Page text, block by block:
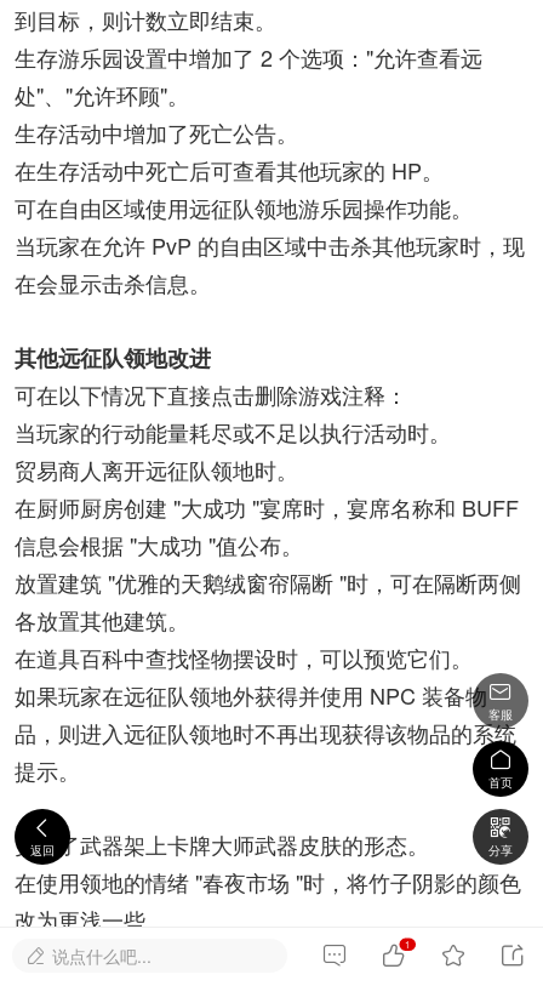
到目标，则计数立即结束。
生存游乐园设置中增加了 2 个选项："允许查看远
处"、"允许环顾"。
生存活动中增加了死亡公告。
在生存活动中死亡后可查看其他玩家的 HP。
可在自由区域使用远征队领地游乐园操作功能。
当玩家在允许 PvP 的自由区域中击杀其他玩家时，现
在会显示击杀信息。
其他远征队领地改进
可在以下情况下直接点击删除游戏注释：
当玩家的行动能量耗尽或不足以执行活动时。
贸易商人离开远征队领地时。
在厨师厨房创建 "大成功 "宴席时，宴席名称和 BUFF
信息会根据 "大成功 "值公布。
放置建筑 "优雅的天鹅绒窗帘隔断 "时，可在隔断两侧
各放置其他建筑。
在道具百科中查找怪物摆设时，可以预览它们。
如果玩家在远征队领地外获得并使用 NPC 装备物
品，则进入远征队领地时不再出现获得该物品的系统
提示。
更改了武器架上卡牌大师武器皮肤的形态。
在使用领地的情绪 "春夜市场 "时，将竹子阴影的颜色
改为更浅一些。
在远征队领地用户界面和远征队领地菜单的顶部添加

返回

客服

首页

分享
 说点什么吧...  1  